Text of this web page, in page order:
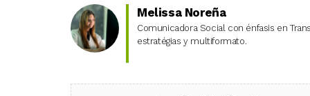
Melissa Noreña
Comunicadora Social con énfasis en
estratégias y multiformato.